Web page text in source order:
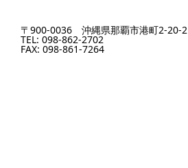
〒900-0036 沖縄県那覇市港町2-20-2
TEL: 098-862-2702
FAX: 098-861-7264